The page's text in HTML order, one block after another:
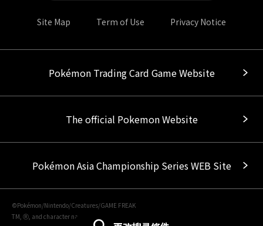
Site Map Term of Use Privacy Notice
Pokémon Trading Card Game Website
The official Pokemon Website
Pokémon Asia Championship Series WEB Site
©Pokémon/Nintendo/Creatures/GAME FREAK
TM, Ⓡ, and character names are trademarks of Nintendo.